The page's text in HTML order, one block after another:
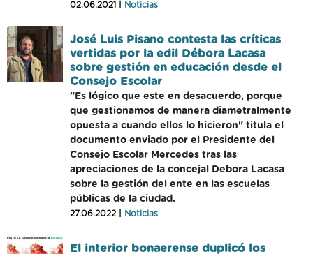
02.06.2021 | Noticias
José Luis Pisano contesta las críticas
vertidas por la edil Débora Lacasa
sobre gestión en educación desde el
Consejo Escolar
"Es lógico que este en desacuerdo, porque
que gestionamos de manera diametralmente
opuesta a cuando ellos lo hicieron" titula el
documento enviado por el Presidente del
Consejo Escolar Mercedes tras las
apreciaciones de la concejal Debora Lacasa
sobre la gestión del ente en las escuelas
públicas de la ciudad.
27.06.2022 | Noticias
El interior bonaerense duplicó los